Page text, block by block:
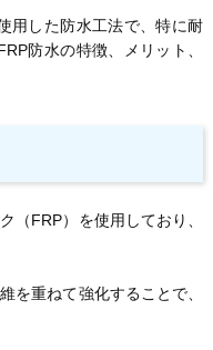
用した防水工法で、特に耐
防水の特徴、メリット、
（FRP）を使用しており、
を重ねて強化することで、